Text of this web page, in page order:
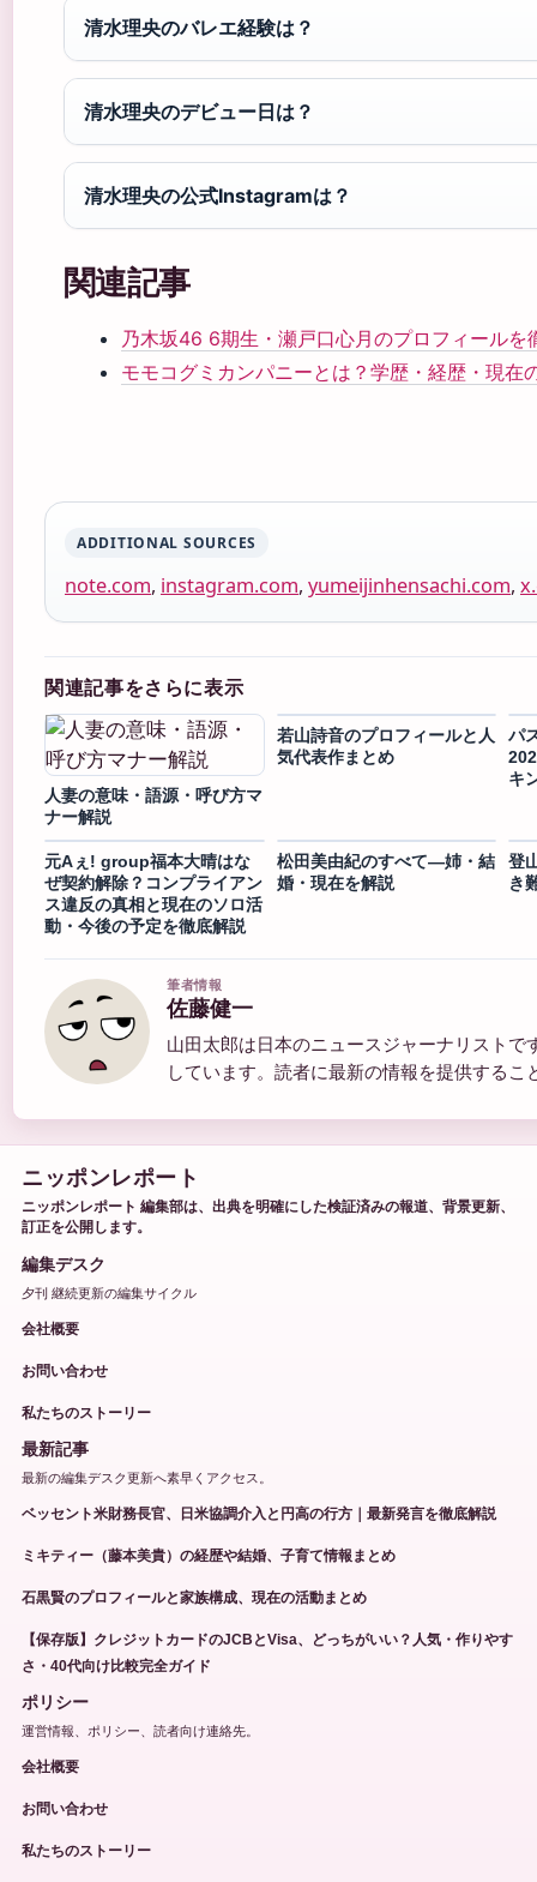
清水理央のバレエ経験は？
清水理央のデビュー日は？
清水理央の公式Instagramは？
関連記事
乃木坂46 6期生・瀬戸口心月のプロフィールを
モモコグミカンパニーとは？学歴・経歴・現在
ADDITIONAL SOURCES
note.com, instagram.com, yumeijinhensachi.com,
関連記事をさらに表示
人妻の意味・語源・呼び方マ
ナー解説
若山詩音のプロフィールと人
気代表作まとめ
パ
キ
元Aぇ! group福本大晴はな
ぜ契約解除？コンプライアン
ス違反の真相と現在のソロ活
動・今後の予定を徹底解説
松田美由紀のすべて―姉・結
婚・現在を解説
登
き
筆者情報
佐藤健一
山田太郎は日本のニュースジャーナリスト
しています。読者に最新の情報を提供するこ
ニッポンレポート
ニッポンレポート 編集部は、出典を明確にした検証済みの報道、背景更新、
訂正を公開します。
編集デスク
夕刊 継続更新の編集サイクル
会社概要
お問い合わせ
私たちのストーリー
最新記事
最新の編集デスク更新へ素早くアクセス。
ベッセント米財務長官、日米協調介入と円高の行方｜最新発言を徹底解説
ミキティー（藤本美貴）の経歴や結婚、子育て情報まとめ
石黒賢のプロフィールと家族構成、現在の活動まとめ
【保存版】クレジットカードのJCBとVisa、どっちがいい？人気・作りやす
さ・40代向け比較完全ガイド
ポリシー
運営情報、ポリシー、読者向け連絡先。
会社概要
お問い合わせ
私たちのストーリー